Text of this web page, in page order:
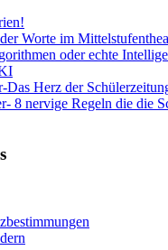
Worte im
oder echte
Das Herz der
8 nervige Regeln die die